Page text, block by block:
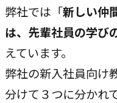
私
実現
弊社では「新しい仲
は、先輩社員の学び
えています。
弊社の新入社員向け
分けて３つに分かれ